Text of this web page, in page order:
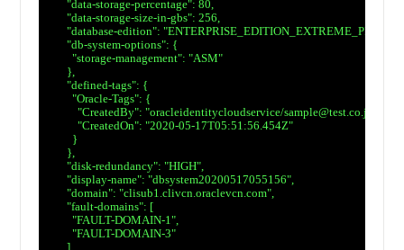
"data-storage-percentage": 80,
"data-storage-size-in-gbs": 256,
"database-edition":
"db-system-options": {
"storage-management": "ASM"
},
"defined-tags": {
"Oracle-Tags": {
"CreatedBy": "oracleidentitycloudservice/sample@test.co.jp",
"CreatedOn": "2020-05-17T05:51:56.454Z"
}
},
"disk-redundancy": "HIGH",
"display-name": "dbsystem20200517055156",
"domain": "clisub1.clivcn.oraclevcn.com",
"fault-domains": [
"FAULT-DOMAIN-1",
"FAULT-DOMAIN-3"
],